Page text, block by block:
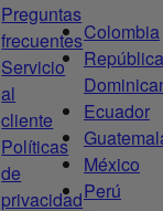
Preguntas
frecuentes
Servicio
al
cliente
Políticas
de
privacidad
Colombia
República
Ecuador
México
Perú